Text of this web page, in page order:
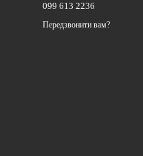
099 613 2236
Передзвонити вам?